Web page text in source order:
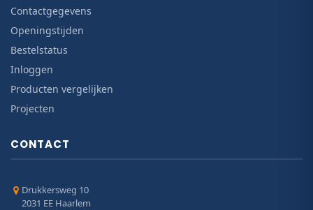
Contactgegevens
Openingstijden
Bestelstatus
Inloggen
Producten vergelijken
Projecten
CONTACT
Drukkersweg 10
2031 EE Haarlem